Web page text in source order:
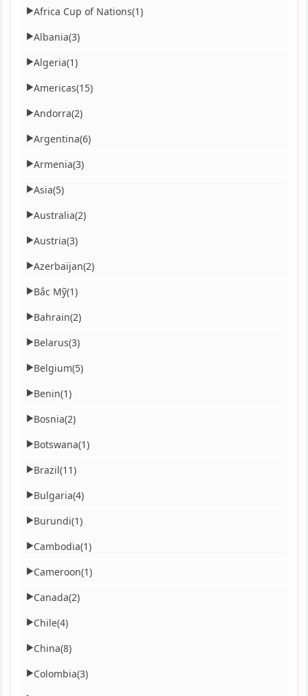
▶Africa Cup of Nations(1)
▶Albania(3)
▶Algeria(1)
▶Americas(15)
▶Andorra(2)
▶Argentina(6)
▶Armenia(3)
▶Asia(5)
▶Australia(2)
▶Austria(3)
▶Azerbaijan(2)
▶Bắc Mỹ(1)
▶Bahrain(2)
▶Belarus(3)
▶Belgium(5)
▶Benin(1)
▶Bosnia(2)
▶Botswana(1)
▶Brazil(11)
▶Bulgaria(4)
▶Burundi(1)
▶Cambodia(1)
▶Cameroon(1)
▶Canada(2)
▶Chile(4)
▶China(8)
▶Colombia(3)